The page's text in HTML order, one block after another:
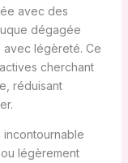
avec des
dégagée
légèreté. Ce
cherchant
réduisant
incontournable
légèrement